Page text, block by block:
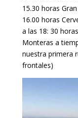
15.30 horas
16.00 horas
a las 18: 30
Monteras a
nuestra primera
frontales)